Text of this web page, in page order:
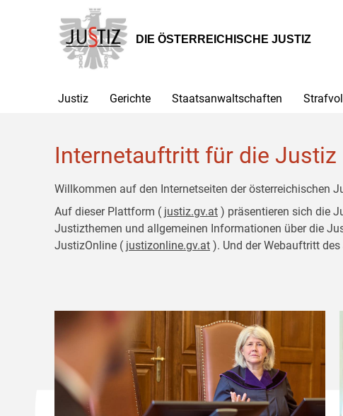
Hauptnavigation
[1]
Inhalt
[2]
DIE ÖSTERREICHISCHE JUSTIZ
Justiz Gerichte Staatsanwaltschaften
Internetauftritt für die Justiz
Willkommen auf den Internetseiten der österreichischen
Auf dieser Plattform ( justiz.gv.at ) präsentieren sich die
Justizthemen und allgemeinen Informationen über die
JustizOnline ( justizonline.gv.at ). Und der Webauftritt